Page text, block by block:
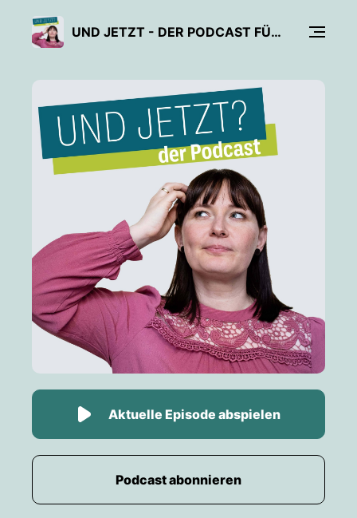
UND JETZT - DER PODCAST FÜR MEHR SELBSTSICHERHEIT UND PERSÖNLICHES WACHSTUM
Aktuelle Episode abspielen
Podcast abonnieren